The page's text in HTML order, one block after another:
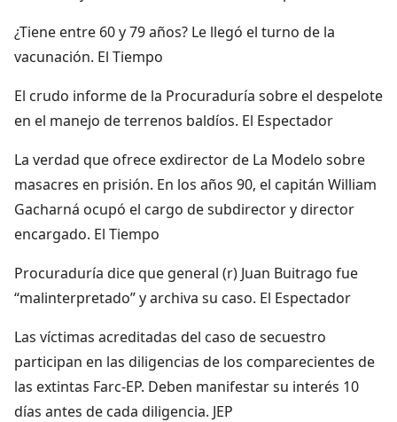
¿Tiene entre 60 y 79 años? Le llegó el turno de la
vacunación. El Tiempo
El crudo informe de la Procuraduría sobre el despelote
en el manejo de terrenos baldíos. El Espectador
La verdad que ofrece exdirector de La Modelo sobre
masacres en prisión. En los años 90, el capitán William
Gacharná ocupó el cargo de subdirector y director
encargado. El Tiempo
Procuraduría dice que general (r) Juan Buitrago fue
“malinterpretado” y archiva su caso. El Espectador
Las víctimas acreditadas del caso de secuestro
participan en las diligencias de los comparecientes de
las extintas Farc-EP. Deben manifestar su interés 10
días antes de cada diligencia. JEP